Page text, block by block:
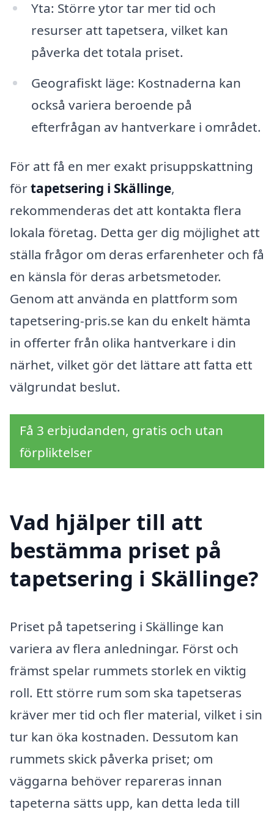
Yta: Större ytor tar mer tid och
resurser att tapetsera, vilket kan
påverka det totala priset.
Geografiskt läge: Kostnaderna kan
också variera beroende på
efterfrågan av hantverkare i området.
För att få en mer exakt prisuppskattning
förtapetsering i Skällinge,
rekommenderas det att kontakta flera
lokala företag. Detta ger dig möjlighet att
ställa frågor om deras erfarenheter och få
en känsla för deras arbetsmetoder.
Genom att använda en plattform som
tapetsering-pris.se kan du enkelt hämta
in offerter från olika hantverkare i din
närhet, vilket gör det lättare att fatta ett
välgrundat beslut.
Få 3 erbjudanden, gratis och utan
förpliktelser
Vad hjälper till att
bestämma priset på
tapetsering i Skällinge?
Priset på tapetsering i Skällinge kan
variera av flera anledningar. Först och
främst spelar rummets storlek en viktig
roll. Ett större rum som ska tapetseras
kräver mer tid och fler material, vilket i sin
tur kan öka kostnaden. Dessutom kan
rummets skick påverka priset; om
väggarna behöver repareras innan
tapeterna sätts upp, kan detta leda till